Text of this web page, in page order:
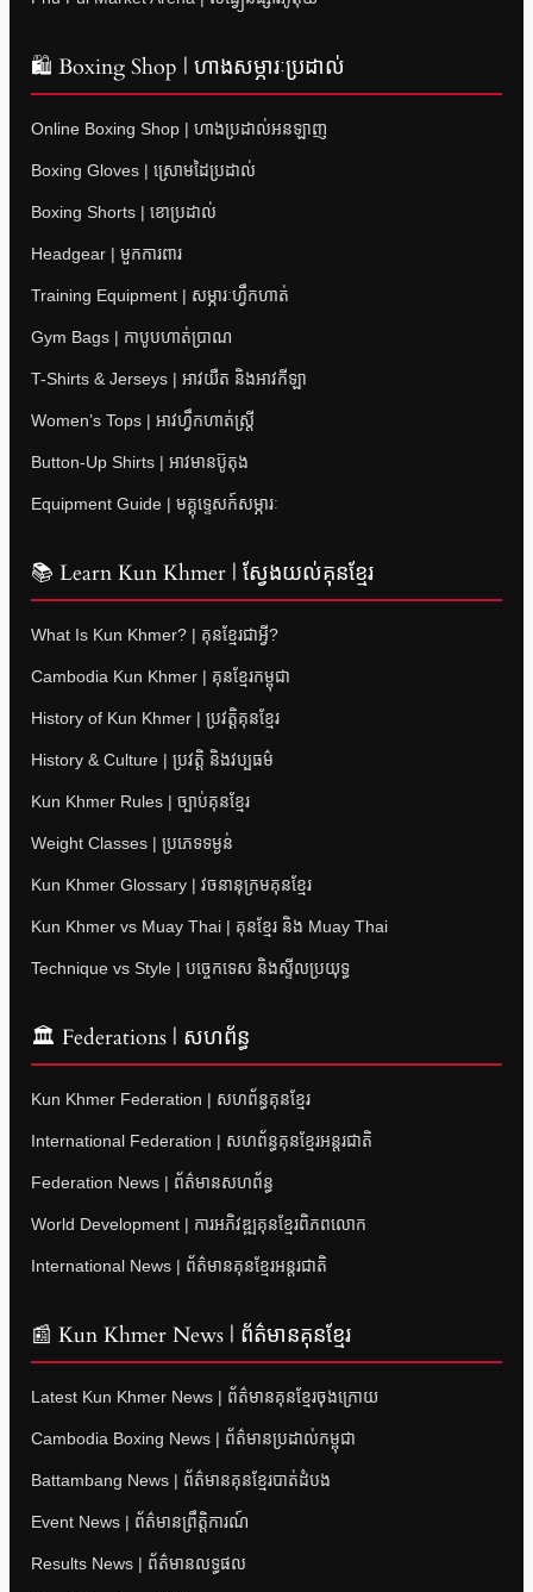
🛍 Boxing Shop | ហាងសម្ភារៈប្រដាល់
Online Boxing Shop | ហាងប្រដាល់អនឡាញ
Boxing Gloves | ស្រោមដៃប្រដាល់
Boxing Shorts | ខោប្រដាល់
Headgear | មួកការពារ
Training Equipment | សម្ភារៈហ្វឹកហាត់
Gym Bags | កាបូបហាត់ប្រាណ
T-Shirts & Jerseys | អាវយឺត និងអាវកីឡា
Women’s Tops | អាវហ្វឹកហាត់ស្ត្រី
Button-Up Shirts | អាវមានប៊ូតុង
Equipment Guide | មគ្គុទ្ទេសក៍សម្ភារៈ
📚 Learn Kun Khmer | ស្វែងយល់គុនខ្មែរ
What Is Kun Khmer? | គុនខ្មែរជាអ្វី?
Cambodia Kun Khmer | គុនខ្មែរកម្ពុជា
History of Kun Khmer | ប្រវត្តិគុនខ្មែរ
History & Culture | ប្រវត្តិ និងវប្បធម៌
Kun Khmer Rules | ច្បាប់គុនខ្មែរ
Weight Classes | ប្រភេទទម្ងន់
Kun Khmer Glossary | វចនានុក្រមគុនខ្មែរ
Kun Khmer vs Muay Thai | គុនខ្មែរ និង Muay Thai
Technique vs Style | បច្ចេកទេស និងស្ទីលប្រយុទ្ធ
🏛 Federations | សហព័ន្ធ
Kun Khmer Federation | សហព័ន្ធគុនខ្មែរ
International Federation | សហព័ន្ធគុនខ្មែរអន្តរជាតិ
Federation News | ព័ត៌មានសហព័ន្ធ
World Development | ការអភិវឌ្ឍគុនខ្មែរពិភពលោក
International News | ព័ត៌មានគុនខ្មែរអន្តរជាតិ
📰 Kun Khmer News | ព័ត៌មានគុនខ្មែរ
Latest Kun Khmer News | ព័ត៌មានគុនខ្មែរចុងក្រោយ
Cambodia Boxing News | ព័ត៌មានប្រដាល់កម្ពុជា
Battambang News | ព័ត៌មានគុនខ្មែរបាត់ដំបង
Event News | ព័ត៌មានព្រឹត្តិការណ៍
Results News | ព័ត៌មានលទ្ធផល